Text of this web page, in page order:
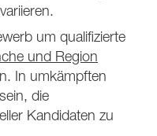
um qualifizierte
und Region
In umkämpften
die
Kandidaten zu